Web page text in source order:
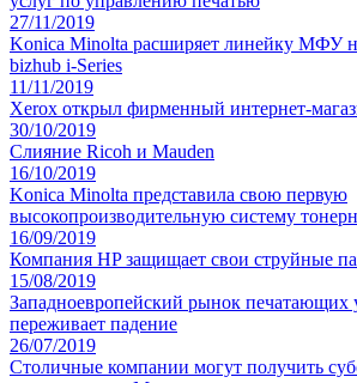
27/11/2019
Konica Minolta расширяет линейку МФУ
bizhub i-Series
11/11/2019
Xerox открыл фирменный интернет-
30/10/2019
Слияние Ricoh и Mauden
16/10/2019
Konica Minolta представила свою первую
высокопроизводительную систему
16/09/2019
Компания HP защищает свои струйные
15/08/2019
Западноевропейский рынок печатающих
переживает падение
26/07/2019
Столичные компании могут получить